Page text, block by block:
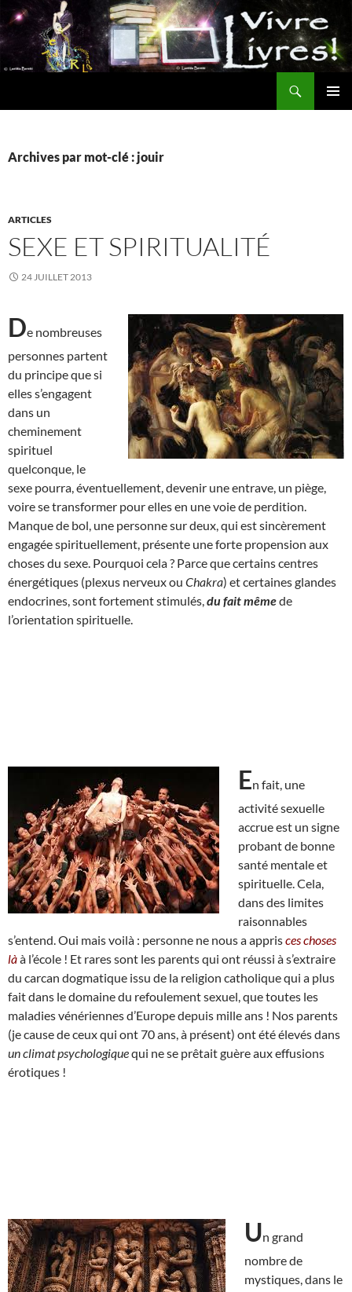
Aller
au
contenu
Archives par mot-clé : jouir
ARTICLES
SEXE ET SPIRITUALITÉ
24 JUILLET 2013
De nombreuses
personnes partent
du principe que si
elles s’engagent
dans un
cheminement
spirituel
quelconque, le
sexe pourra, éventuellement, devenir une entrave, un piège,
voire se transformer pour elles en une voie de perdition.
Manque de bol, une personne sur deux, qui est sincèrement
engagée spirituellement, présente une forte propension aux
choses du sexe. Pourquoi cela ? Parce que certains centres
énergétiques (plexus nerveux ou Chakra) et certaines glandes
endocrines, sont fortement stimulés, du fait mêmede
l’orientation spirituelle.
En fait, une
activité sexuelle
accrue est un signe
probant de bonne
santé mentale et
spirituelle. Cela,
dans des limites
raisonnables
s’entend. Oui mais voilà : personne ne nous a apprisces choses
làà l’école ! Et rares sont les parents qui ont réussi à s’extraire
du carcan dogmatique issu de la religion catholique qui a plus
fait dans le domaine du refoulement sexuel, que toutes les
maladies vénériennes d’Europe depuis mille ans ! Nos parents
(je cause de ceux qui ont 70 ans, à présent) ont été élevés dans
un climat psychologiquequi ne se prêtait guère aux effusions
érotiques !
Un grand
nombre de
mystiques, dans le